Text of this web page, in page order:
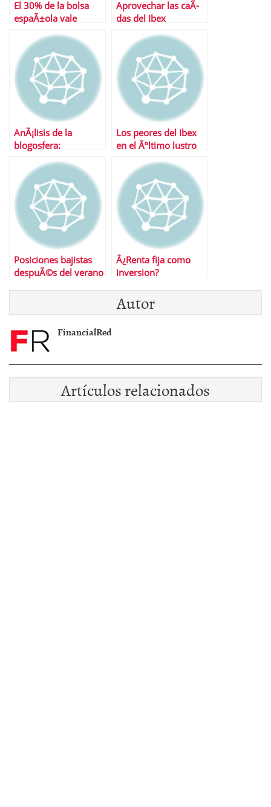
El 30% de la bolsa
espaÃ±ola vale
millones
Aprovechar las caÃ­
das del Ibex
AnÃ¡lisis de la
blogosfera:
Los peores del Ibex
en el Ãºltimo lustro
Posiciones bajistas
despuÃ©s del verano
Â¿Renta fija como
inversion?
Autor
FinancialRed
Artículos relacionados